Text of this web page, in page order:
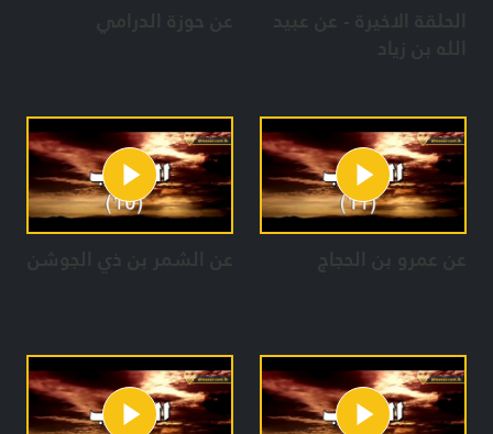
الحلقة الاخيرة - عن عبيد
الله بن زياد
عن حوزة الدرامي
عن عمرو بن الحجاج عن الشمر بن ذي الجوشن